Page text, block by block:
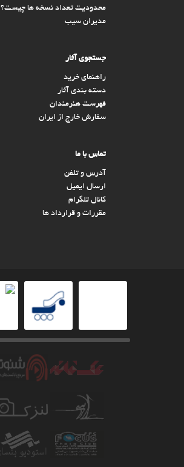
محدودیت تعداد نسخه ها چیست؟
مدیران سیب
جستجوی آثار
راهنمای خرید
دسته بندی آثار
فهرست هنرمندان
سفارش خارج از ایران
تماس با ما
آدرس و تلفن
ارسال ایمیل
کانال تلگرام
مقررات و قرارداد ها